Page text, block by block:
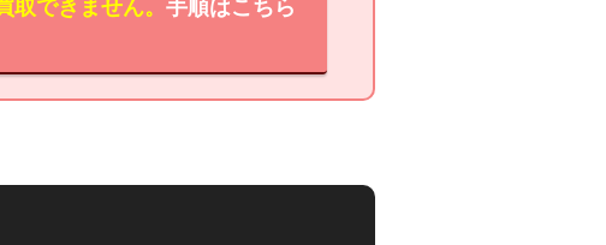
できません。 手順はこちら